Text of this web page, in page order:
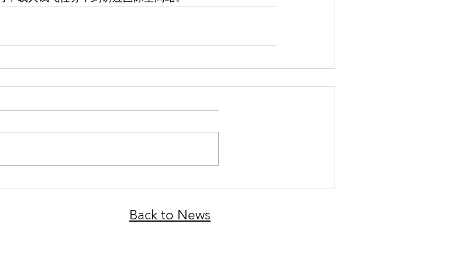
Back to News